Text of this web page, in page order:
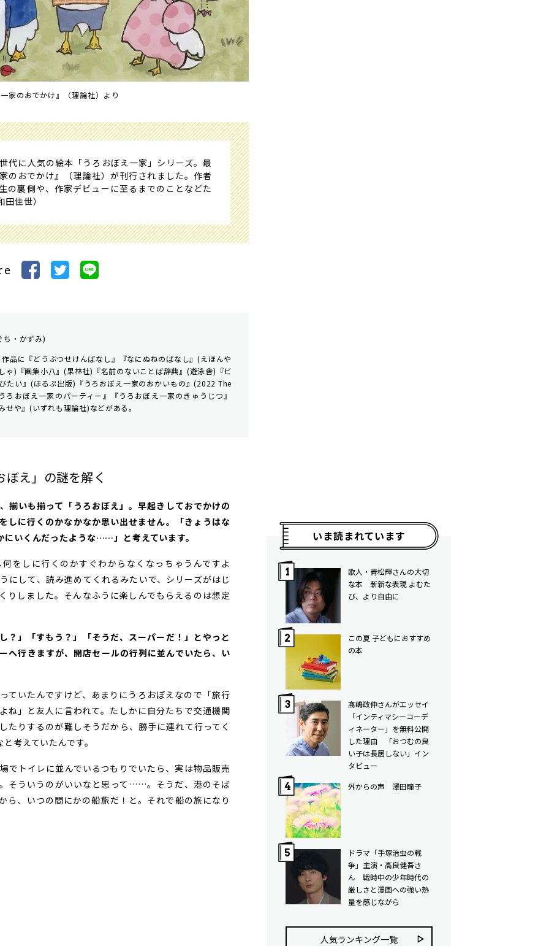
家のおでかけ』（理論社）より
に人気の絵本「うろおぼえ一家」シリーズ。最
のおでかけ』（理論社）が刊行されました。作者
の裏側や、作家デビューに至るまでのことなどた
佳世）
ち・かずみ)
品に『どうぶつせけんばなし』『なにぬねのばなし』(えほんや
ゃ)『画集小八』(果林社)『名前のないことば辞典』(遊泳舎)『ビ
たい』(ほるぷ出版)『うろおぼえ一家のおかいもの』(2022 The
ろおぼえ一家のパーティー』『うろおぼえ一家のきゅうじつ』
せや』(いずれも理論社)などがある。
え」の謎を解く
揃いも揃って「うろおぼえ」。早起きしておでかけの
しに行くのかなかなか思い出せません。「きょうはな
いくんだったような……」と考えています。
をしに行くのかすぐわからなくなっちゃうんですよ
にして、読み進めてくれるみたいで、シリーズがはじ
りしました。そんなふうに楽しんでもらえるのは想定
？」「すもう？」「そうだ、スーパーだ！」とやっと
へ行きますが、開店セールの行列に並んでいたら、い
いたんですけど、あまりにうろおぼえなので「旅行
ね」と友人に言われて。たしかに自分たちで交通機関
たりするのが難しそうだから、勝手に連れて行ってく
考えていたんです。
トイレに並んでいるつもりでいたら、実は物品販売
そういうのがいいなと思って……。そうだ、港のそば
ら、いつの間にかの船旅だ！と。それで船の旅になり
いま読まれています
歌人・青松輝さんの大切
な本 斬新な表現 よむた
び、より自由に
この夏 子どもにおすすめ
の本
髙嶋政伸さんがエッセイ
「インティマシーコーデ
ィネーター」を無料公開
した理由 「おつむの良
い子は長居しない」イン
タビュー
外からの声 澤田瞳子
ドラマ「手塚治虫の戦
争」主演・高良健吾さ
ん 戦時中の少年時代の
厳しさと漫画への強い熱
量を感じながら
人気ランキング⼀覧